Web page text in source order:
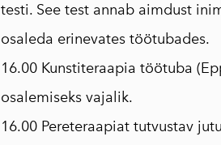
testi. See test annab aimdust
osaleda erinevates töötubades.
16.00 Kunstiteraapia töötuba
osalemiseks vajalik.
16.00 Pereteraapiat tutvustav